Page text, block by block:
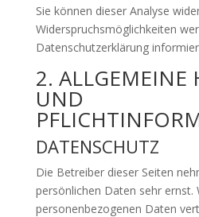
Sie können dieser Analyse
Widerspruchsmöglichkeiten
Datenschutzerklärung
2. ALLGEMEINE
UND
DATENSCHUTZ
Die Betreiber dieser Seiten
persönlichen Daten sehr ernst.
personenbezogenen Daten